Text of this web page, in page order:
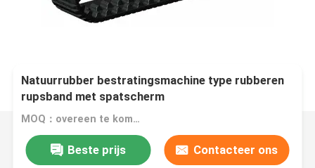
Natuurrubber bestratingsmachine type rubberen
rupsband met spatscherm
MOQ：overeen te komen
Beste prijs Contacteer ons